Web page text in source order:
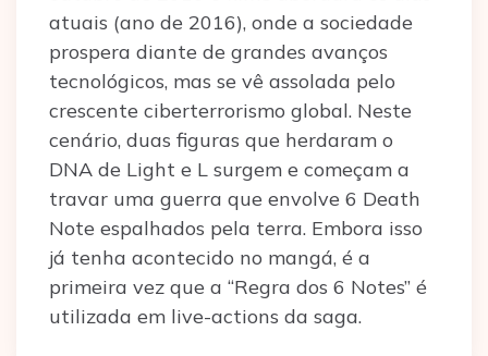
atuais (ano de 2016), onde a sociedade
prospera diante de grandes avanços
tecnológicos, mas se vê assolada pelo
crescente ciberterrorismo global. Neste
cenário, duas figuras que herdaram o
DNA de Light e L surgem e começam a
travar uma guerra que envolve 6 Death
Note espalhados pela terra. Embora isso
já tenha acontecido no mangá, é a
primeira vez que a “Regra dos 6 Notes” é
utilizada em live-actions da saga.